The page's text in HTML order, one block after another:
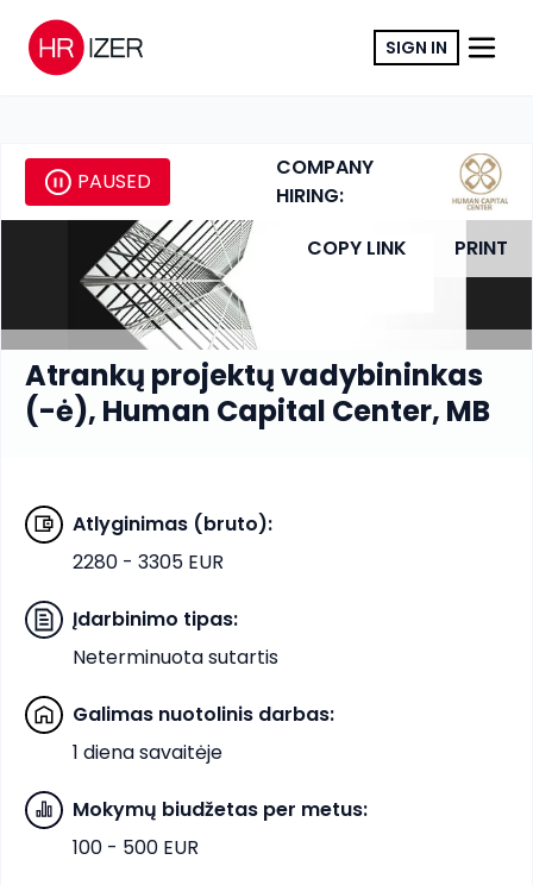
SIGN IN
PAUSED
COMPANY
HIRING:
COPY LINK
PRINT
Atrankų projektų vadybininkas
(-ė), Human Capital Center, MB
Atlyginimas (bruto):
2280 - 3305 EUR
Įdarbinimo tipas:
Neterminuota sutartis
Galimas nuotolinis darbas:
1 diena savaitėje
Mokymų biudžetas per metus:
100 - 500 EUR